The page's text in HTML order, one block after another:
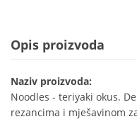
Opis proizvoda
Naziv proizvoda:
Noodles - teriyaki okus.
rezancima i mješavinom